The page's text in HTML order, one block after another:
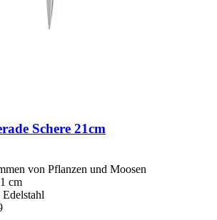
Schere 21cm
von Pflanzen und Moosen
cm